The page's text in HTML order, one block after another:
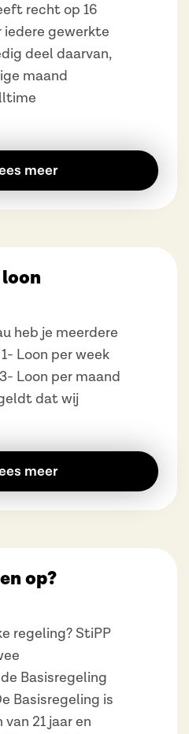
recht op 16
iedere gewerkte
deel daarvan,
maand
meer
heb je meerdere
Loon per week
Loon per maand
dat wij
meer
op?
regeling? StiPP
Basisregeling
Basisregeling is
21 jaar en